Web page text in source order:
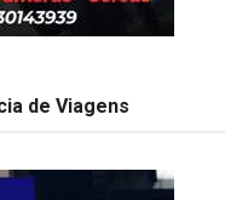
de Viagens